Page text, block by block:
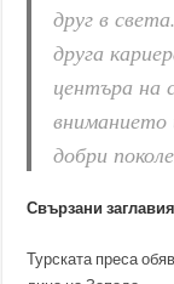
друг в
друга
центъра на
вниманието
добри
Свързани заглавия
Турската преса